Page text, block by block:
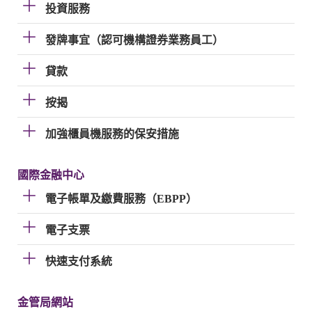
投資服務
發牌事宜（認可機構證券業務員工）
貸款
按揭
加強櫃員機服務的保安措施
國際金融中心
電子帳單及繳費服務（EBPP）
電子支票
快速支付系統
金管局網站